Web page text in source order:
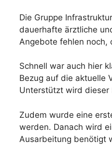
Die Gruppe
dauerhafte ärztliche
Angebote fehlen noch,
Schnell war auch hier
Bezug auf die aktuelle
Unterstützt wird dieser
Zudem wurde eine
werden. Danach wird
Ausarbeitung benötigt